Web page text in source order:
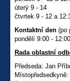
úterý 9 - 14
čtvrtek 9 - 12 a
Kontaktní den (po
pondělí 9:00 -
Rada oblastní
Předseda: Jan